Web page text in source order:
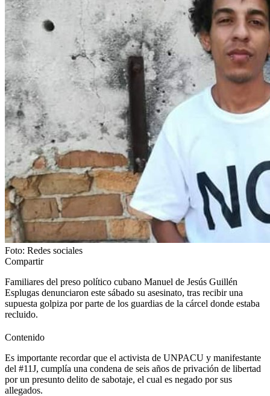
Foto: Redes sociales
Compartir
Familiares del preso político cubano Manuel de Jesús Guillén
Esplugas denunciaron este sábado su asesinato, tras recibir una
supuesta golpiza por parte de los guardias de la cárcel donde estaba
recluido.
Contenido
Es importante recordar que el activista de UNPACU y manifestante
del #11J, cumplía una condena de seis años de privación de libertad
por un presunto delito de sabotaje, el cual es negado por sus
allegados.